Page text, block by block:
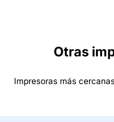
Otras
Impresoras más